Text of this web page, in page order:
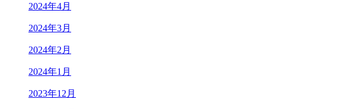
2024年4月
2024年3月
2024年2月
2024年1月
2023年12月